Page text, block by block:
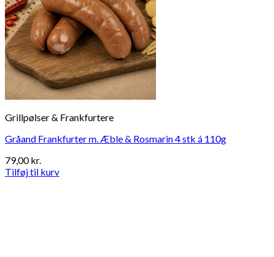
Grillpølser & Frankfurtere
Gråand Frankfurter m. Æble & Rosmarin 4 stk á 110g
79,00kr.
Tilføj til kurv